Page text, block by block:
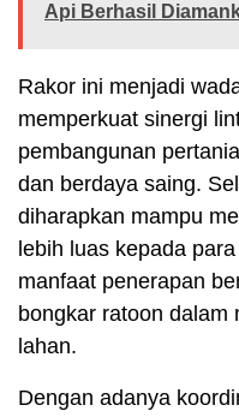
Api Berhasil
Rakor ini menjadi
memperkuat sinergi
pembangunan
dan berdaya saing.
diharapkan mampu
lebih luas kepada
manfaat penerapan
bongkar ratoon dalam
lahan.
Dengan adanya